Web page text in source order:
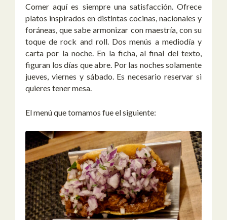
Comer aquí es siempre una satisfacción. Ofrece
platos inspirados en distintas cocinas, nacionales y
foráneas, que sabe armonizar con maestría, con su
toque de rock and roll. Dos menús a mediodía y
carta por la noche. En la ficha, al final del texto,
figuran los días que abre. Por las noches solamente
jueves, viernes y sábado. Es necesario reservar si
quieres tener mesa.
El menú que tomamos fue el siguiente: